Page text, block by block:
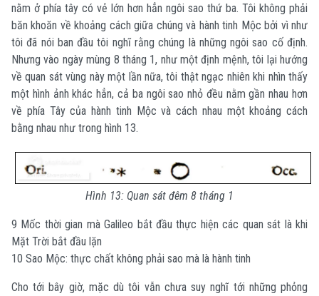
nằm ở phía tây có vẻ lớn hơn hẳn ngôi sao thứ ba. Tôi không phải
băn khoăn về khoảng cách giữa chúng và hành tinh Mộc bởi vì như
tôi đã nói ban đầu tôi nghĩ rằng chúng là những ngôi sao cố định.
Nhưng vào ngày mùng 8 tháng 1, như một định mệnh, tôi lại hướng
về quan sát vùng này một lần nữa, tôi thật ngạc nhiên khi nhìn thấy
một hình ảnh khác hẳn, cả ba ngôi sao nhỏ đều nằm gần nhau hơn
về phía Tây của hành tinh Mộc và cách nhau một khoảng cách
bằng nhau như trong hình 13.
Hình 13: Quan sát đêm 8 tháng 1
9 Mốc thời gian mà Galileo bắt đầu thực hiện các quan sát là khi
Mặt Trời bắt đầu lặn
10 Sao Mộc: thực chất không phải sao mà là hành tinh
Cho tới bây giờ, mặc dù tôi vẫn chưa suy nghĩ tới những phỏng